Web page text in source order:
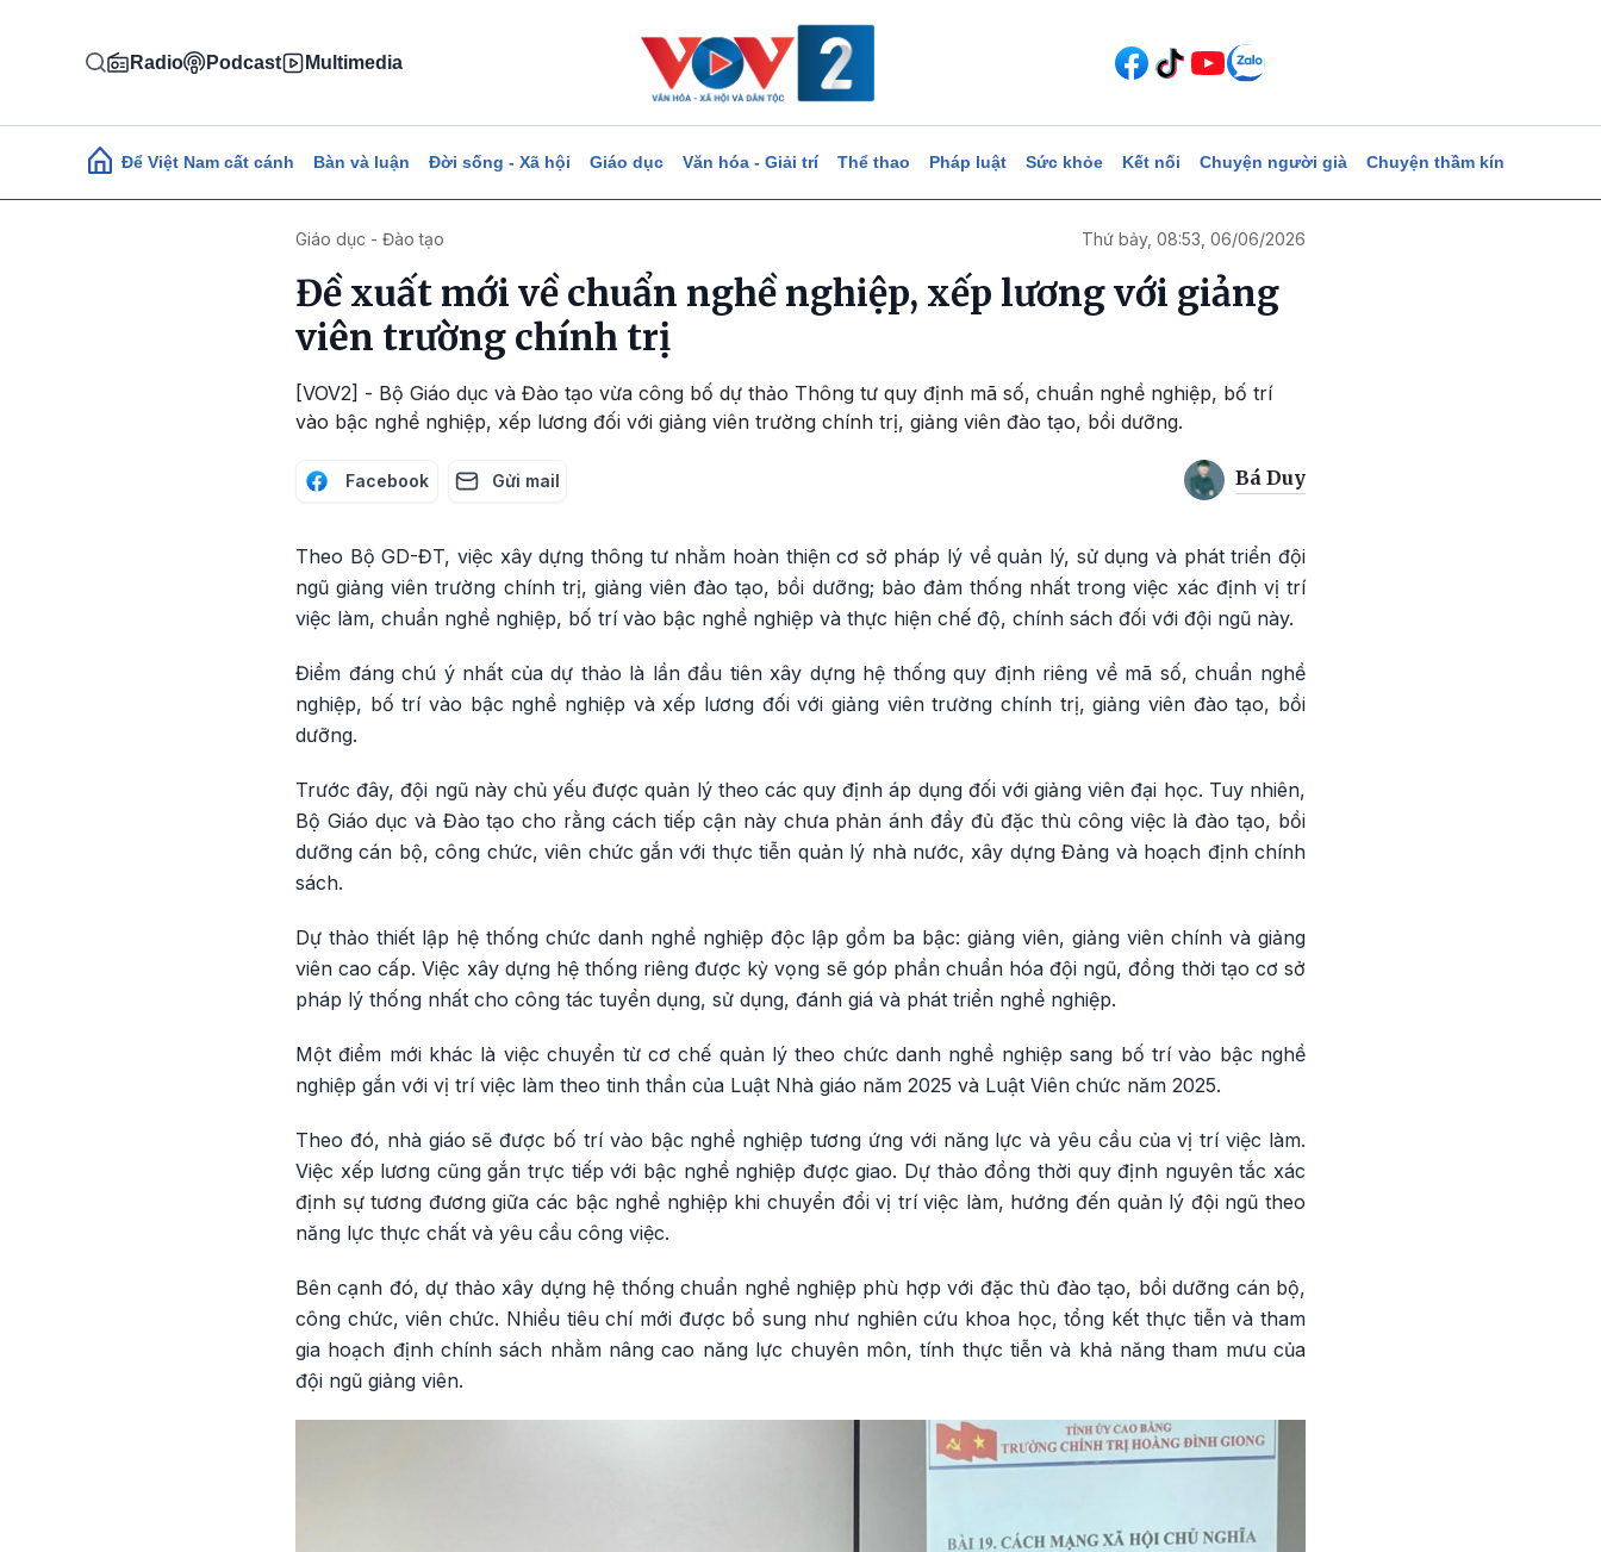
Radio Podcast Multimedia
Main navigation
Để Việt Nam cất cánh Bàn và luận Đời sống - Xã hội Giáo dục Văn hóa - Giải trí Thể thao Pháp luật Sức khỏe Kết nối Chuyện người già Chuyện thầm kín
Giáo dục - Đào tạo Thứ bảy, 08:53, 06/06/2026
Đề xuất mới về chuẩn nghề nghiệp, xếp lương với giảng
viên trường chính trị
[VOV2] - Bộ Giáo dục và Đào tạo vừa công bố dự thảo Thông tư quy định mã số, chuẩn nghề nghiệp, bố trí
vào bậc nghề nghiệp, xếp lương đối với giảng viên trường chính trị, giảng viên đào tạo, bồi dưỡng.
Facebook Gửi mail Bá Duy
Theo Bộ GD-ĐT, việc xây dựng thông tư nhằm hoàn thiện cơ sở pháp lý về quản lý, sử dụng và phát triển đội
ngũ giảng viên trường chính trị, giảng viên đào tạo, bồi dưỡng; bảo đảm thống nhất trong việc xác định vị trí
việc làm, chuẩn nghề nghiệp, bố trí vào bậc nghề nghiệp và thực hiện chế độ, chính sách đối với đội ngũ này.
Điểm đáng chú ý nhất của dự thảo là lần đầu tiên xây dựng hệ thống quy định riêng về mã số, chuẩn nghề
nghiệp, bố trí vào bậc nghề nghiệp và xếp lương đối với giảng viên trường chính trị, giảng viên đào tạo, bồi
dưỡng.
Trước đây, đội ngũ này chủ yếu được quản lý theo các quy định áp dụng đối với giảng viên đại học. Tuy nhiên,
Bộ Giáo dục và Đào tạo cho rằng cách tiếp cận này chưa phản ánh đầy đủ đặc thù công việc là đào tạo, bồi
dưỡng cán bộ, công chức, viên chức gắn với thực tiễn quản lý nhà nước, xây dựng Đảng và hoạch định chính
sách.
Dự thảo thiết lập hệ thống chức danh nghề nghiệp độc lập gồm ba bậc: giảng viên, giảng viên chính và giảng
viên cao cấp. Việc xây dựng hệ thống riêng được kỳ vọng sẽ góp phần chuẩn hóa đội ngũ, đồng thời tạo cơ sở
pháp lý thống nhất cho công tác tuyển dụng, sử dụng, đánh giá và phát triển nghề nghiệp.
Một điểm mới khác là việc chuyển từ cơ chế quản lý theo chức danh nghề nghiệp sang bố trí vào bậc nghề
nghiệp gắn với vị trí việc làm theo tinh thần của Luật Nhà giáo năm 2025 và Luật Viên chức năm 2025.
Theo đó, nhà giáo sẽ được bố trí vào bậc nghề nghiệp tương ứng với năng lực và yêu cầu của vị trí việc làm.
Việc xếp lương cũng gắn trực tiếp với bậc nghề nghiệp được giao. Dự thảo đồng thời quy định nguyên tắc xác
định sự tương đương giữa các bậc nghề nghiệp khi chuyển đổi vị trí việc làm, hướng đến quản lý đội ngũ theo
năng lực thực chất và yêu cầu công việc.
Bên cạnh đó, dự thảo xây dựng hệ thống chuẩn nghề nghiệp phù hợp với đặc thù đào tạo, bồi dưỡng cán bộ,
công chức, viên chức. Nhiều tiêu chí mới được bổ sung như nghiên cứu khoa học, tổng kết thực tiễn và tham
gia hoạch định chính sách nhằm nâng cao năng lực chuyên môn, tính thực tiễn và khả năng tham mưu của
đội ngũ giảng viên.